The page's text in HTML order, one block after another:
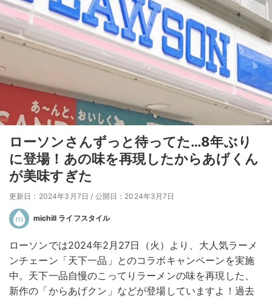
ローソンさんずっと待ってた…8年ぶり
に登場！あの味を再現したからあげくん
が美味すぎた
更新日：2024年3月7日 / 公開日：2024年3月7日
michill ライフスタイル
ローソンでは2024年2月27日（火）より、大人気ラーメ
ンチェーン「天下一品」とのコラボキャンペーンを実施
中。天下一品自慢のこってりラーメンの味を再現した、
新作の「からあげクン」などが登場していますよ！過去